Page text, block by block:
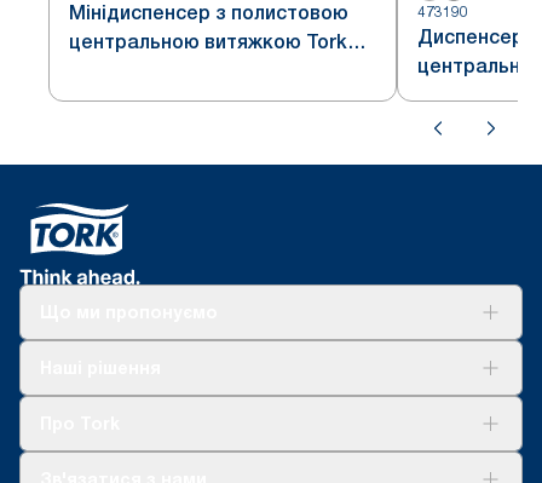
Мінідиспенсер з полистовою
центральною витяжкою Tork
473190
Диспенсер
Reflex™